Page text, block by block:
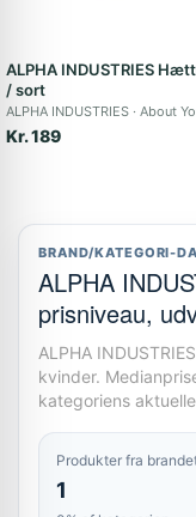
ALPHA INDUSTRIES
/ sort
ALPHA INDUSTRIES About
Kr. 189
BRAND/KATEGORI-
ALPHA
prisniveau,
ALPHA
kvinder.
kategoriens
Produkter fra
1